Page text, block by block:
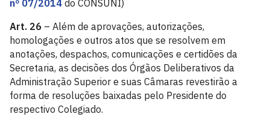
nº 07/2014 do CONSUNI)
Art. 26 – Além de aprovações, autorizações,
homologações e outros atos que se resolvem em
anotações, despachos, comunicações e certidões da
Secretaria, as decisões dos Órgãos Deliberativos da
Administração Superior e suas Câmaras revestirão a
forma de resoluções baixadas pelo Presidente do
respectivo Colegiado.